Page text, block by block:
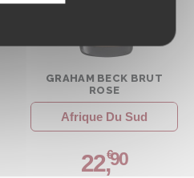
GRAHAM BECK BRUT
ROSE
Afrique Du Sud
22
,€90